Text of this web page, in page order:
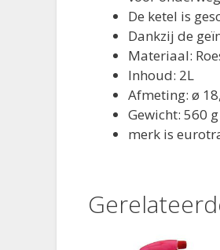
De ketel is
Dankzij de
Materiaal:
Inhoud: 2L
Afmeting: ø
Gewicht: 560 g
merk is